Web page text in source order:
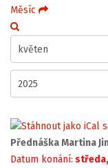
Měsíc
Přednáška Martina
Datum konání: